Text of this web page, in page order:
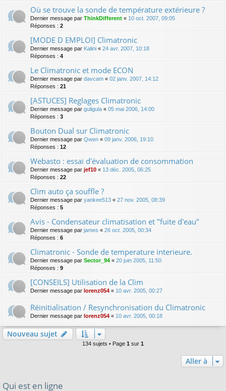
Où se trouve la sonde de température extérieure ?
Dernier message par ThinkDifferent « 10 oct. 2007, 09:05
Réponses : 2
[MODE D EMPLOI] Climatronic
Dernier message par Kalini « 24 avr. 2007, 10:18
Réponses : 4
Le Climatronic et mode ECON
Dernier message par davcam « 02 janv. 2007, 14:12
Réponses : 21
[ASTUCES] Reglages Climatronic
Dernier message par guligula « 05 mai 2006, 14:00
Réponses : 3
Bouton Dual sur Climatronic
Dernier message par Qwen « 09 janv. 2006, 19:10
Réponses : 12
Webasto : essai d'évaluation de consommation
Dernier message par jef10 « 13 déc. 2005, 06:25
Réponses : 22
Clim auto ça souffle ?
Dernier message par yankee513 « 27 nov. 2005, 08:39
Réponses : 5
Avis - Condensateur climatisation et "fuite d'eau"
Dernier message par james « 26 oct. 2005, 00:34
Réponses : 6
Climatronic - Sonde de temperature interieure.
Dernier message par Sector_94 « 20 juin 2005, 11:50
Réponses : 9
[CONSEILS] Utilisation de la Clim
Dernier message par lorenz054 « 10 avr. 2005, 00:27
Réinitialisation / Resynchronisation du Climatronic
Dernier message par lorenz054 « 10 avr. 2005, 00:18
Nouveau sujet
134 sujets • Page 1 sur 1
Aller à
Qui est en ligne